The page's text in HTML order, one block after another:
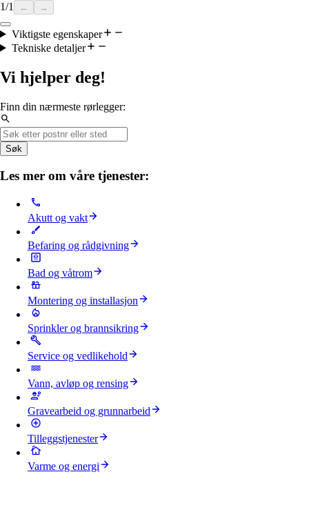
1/1 ← →
Viktigste egenskaper
Tekniske detaljer
Vi hjelper deg!
Finn din nærmeste rørlegger:
Søk
Les mer om våre tjenester:
Akutt og vakt
Befaring og rådgivning
Bad og våtrom
Montering og installasjon
Sprinkler og brannsikring
Service og vedlikehold
Vann, avløp og rensing
Gravearbeid og grunnarbeid
Tilleggstjenester
Varme og energi